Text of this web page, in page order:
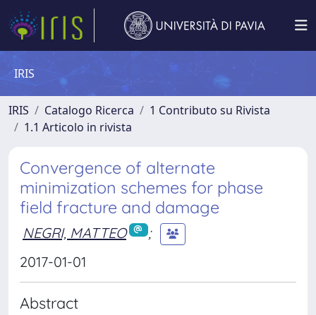
IRIS
IRIS Catalogo Ricerca
1 Contributo su Rivista
1.1 Articolo in rivista
Convergence of alternate
minimization schemes for phase
field fracture and damage
NEGRI, MATTEO
;
2017-01-01
Abstract